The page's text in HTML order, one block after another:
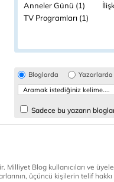
Anneler Günü (1)
TV Programları (1)
Bloglarda Yazarlarda
Sadece bu yazarın
Blog kullanıcıları ve
üçüncü kişilerin telif